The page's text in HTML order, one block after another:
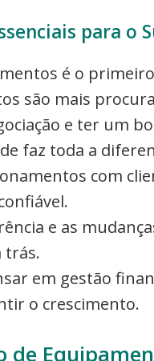
para o
é o
são mais
e ter um
faz toda a
com
e as
trás.
em gestão
o crescimento.
de